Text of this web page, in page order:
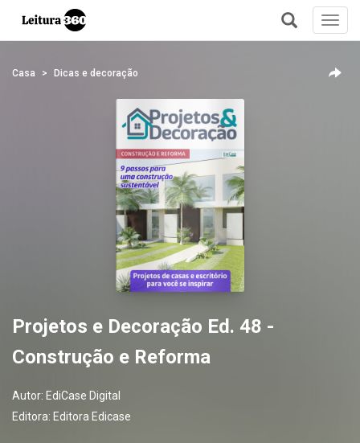
+
Casa Dicas e decoração
Projetos e Decoração Ed. 48 -
Construção e Reforma
Autor: EdiCase Digital
Editora: Editora Edicase